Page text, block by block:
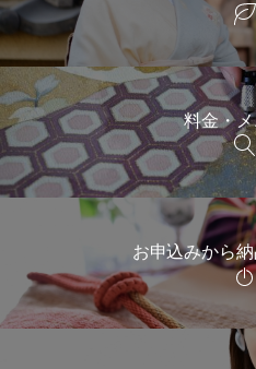
料金・
お申込みから